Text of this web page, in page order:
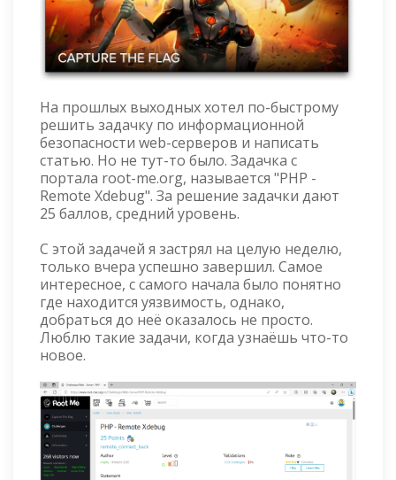
На прошлых выходных хотел по-быстрому
решить задачку по информационной
безопасности web-серверов и написать
статью. Но не тут-то было. Задачка с
портала root-me.org, называется "PHP -
Remote Xdebug". За решение задачки дают
25 баллов, средний уровень.
С этой задачей я застрял на целую неделю,
только вчера успешно завершил. Самое
интересное, с самого начала было понятно
где находится уязвимость, однако,
добраться до неё оказалось не просто.
Люблю такие задачи, когда узнаёшь что-то
новое.